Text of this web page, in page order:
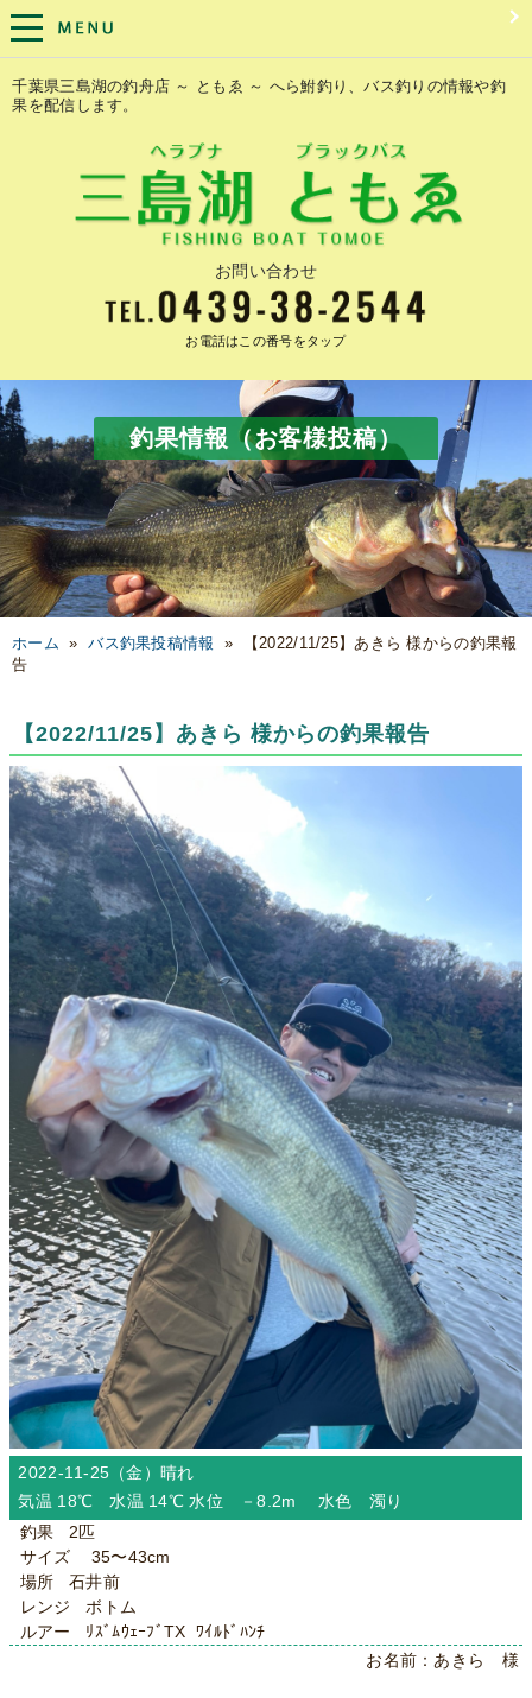
千葉県三島湖の釣舟店 ～ ともゑ ～ へら鮒釣り、バス釣りの情報や釣
果を配信します。
お問い合わせ
お電話はこの番号をタップ
釣果情報（お客様投稿）
ホーム »バス釣果投稿情報 »
【2022/11/25】あきら 様からの釣果報
告
【2022/11/25】あきら 様からの釣果報告
2022-11-25（金）晴れ
気温 18℃ 水温 14℃ 水位 －8.2m 水色 濁り
釣果 2匹
サイズ 35〜43cm
場所 石井前
レンジ ボトム
ルアー ﾘｽﾞﾑｳｪｰﾌﾞTX ﾜｲﾙﾄﾞﾊﾝﾁ
お名前：あきら 様